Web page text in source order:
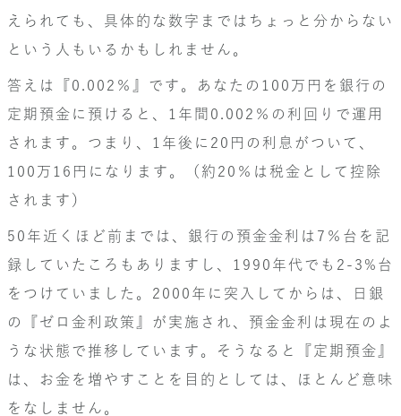
えられても、具体的な数字まではちょっと分からない
という人もいるかもしれません。
答えは『0.002％』です。あなたの100万円を銀行の
定期預金に預けると、1年間0.002％の利回りで運用
されます。つまり、1年後に20円の利息がついて、
100万16円になります。（約20％は税金として控除
されます）
50年近くほど前までは、銀行の預金金利は7％台を記
録していたころもありますし、1990年代でも2-3%台
をつけていました。2000年に突入してからは、日銀
の『ゼロ金利政策』が実施され、預金金利は現在のよ
うな状態で推移しています。そうなると『定期預金』
は、お金を増やすことを目的としては、ほとんど意味
をなしません。